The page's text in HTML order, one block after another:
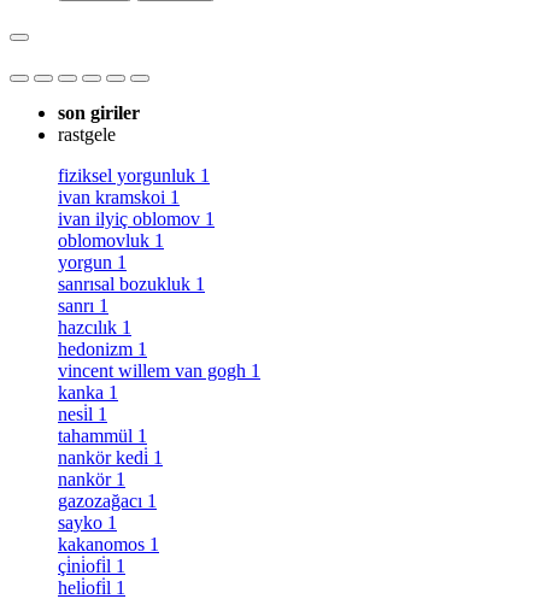
son giriler
rastgele
fiziksel yorgunluk 1
ivan kramskoi 1
ivan ilyiç oblomov 1
oblomovluk 1
yorgun 1
sanrısal bozukluk 1
sanrı 1
hazcılık 1
hedonizm 1
vincent willem van gogh 1
kanka 1
nesi̇l 1
tahammül 1
nankör kedi̇ 1
nankör 1
gazozağacı 1
sayko 1
kakanomos 1
çi̇ni̇ofi̇l 1
heli̇ofi̇l 1